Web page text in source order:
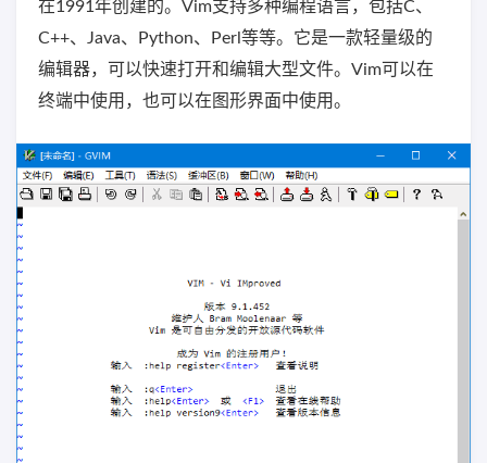
在1991年创建的。Vim支持多种编程语言，包括C、
C++、Java、Python、Perl等等。它是一款轻量级的
编辑器，可以快速打开和编辑大型文件。Vim可以在
终端中使用，也可以在图形界面中使用。